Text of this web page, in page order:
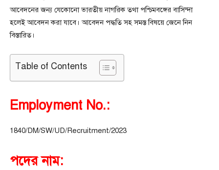
আবেদনের জন্য যেকোনো ভারতীয় নাগরিক তথা পশ্চিমবঙ্গের বাসিন্দা
হলেই আবেদন করা যাবে। আবেদন পদ্ধতি সহ সমস্ত বিষয়ে জেনে নিন
বিস্তারিত।
Table of Contents
Employment No.:
1840/DM/SW/UD/Recruitment/2023
পদের নাম: